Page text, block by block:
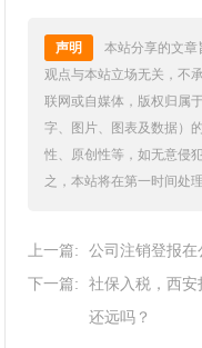
声明
本站分享的文章
观点与本站立场无关，不
联网或自媒体，版权归属
字、图片、图表及数据）
性、原创性等，如无意侵
之，本站将在第一时间处
上一篇:
公司注销登报在
下一篇:
社保入税，西
还远吗？